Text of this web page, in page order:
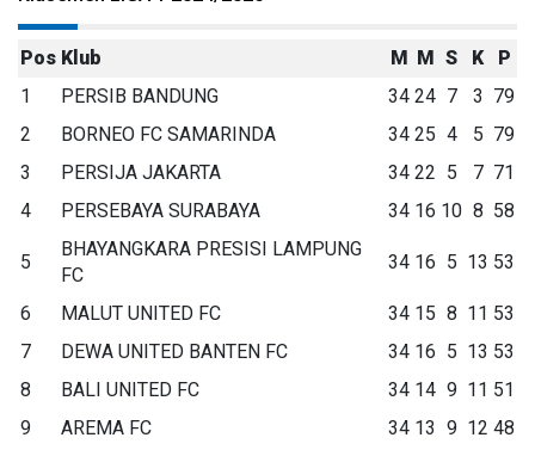
Pos Klub M M S K
P
1
PERSIB BANDUNG 34 24 7 3 79
2
BORNEO FC SAMARINDA 34 25 4 5 79
3
PERSIJA JAKARTA 34 22 5 7 71
4
PERSEBAYA SURABAYA 34 16 10 8 58
5
BHAYANGKARA PRESISI LAMPUNG
FC
34 16 5 13 53
6 MALUT UNITED FC 34 15 8 11 53
7
DEWA UNITED BANTEN FC 34 16 5 13 53
8
BALI UNITED FC 34 14 9 11 51
9
AREMA FC 34 13 9 12 48